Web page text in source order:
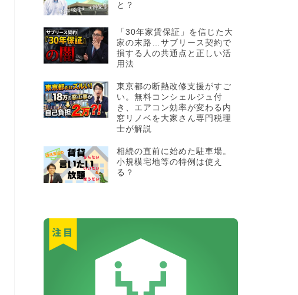
と？
「30年家賃保証」を信じた大
家の末路…サブリース契約で
損する人の共通点と正しい活
用法
東京都の断熱改修支援がすご
い。無料コンシェルジュ付
き、エアコン効率が変わる内
窓リノベを大家さん専門税理
士が解説
相続の直前に始めた駐車場。
小規模宅地等の特例は使え
る？